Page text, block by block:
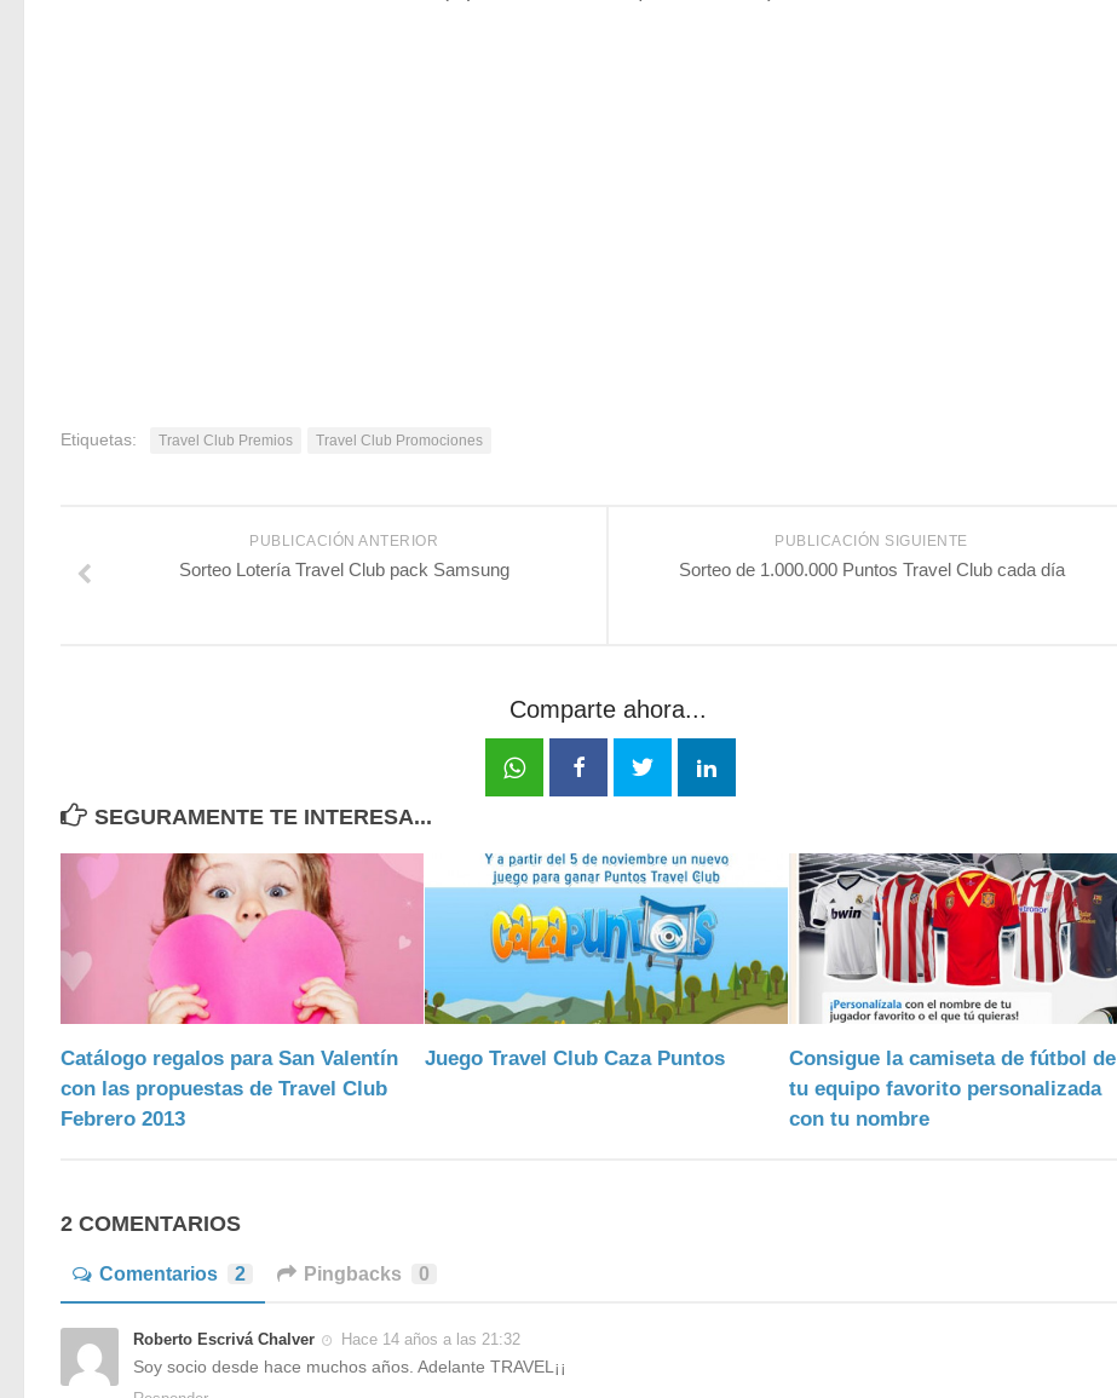
Etiquetas: Travel Club Premios Travel Club Promociones
PUBLICACIÓN SIGUIENTE
Sorteo de 1.000.000 Puntos Travel Club cada día
PUBLICACIÓN ANTERIOR
Sorteo Lotería Travel Club pack Samsung
Comparte ahora...
SEGURAMENTE TE INTERESA...
Catálogo regalos para San Valentín
con las propuestas de Travel Club
Febrero 2013
Juego Travel Club Caza Puntos
Consigue la camiseta de fútbol de
tu equipo favorito personalizada
con tu nombre
2 COMENTARIOS
Comentarios 2 Pingbacks 0
Roberto Escrivá Chalver Hace 14 años a las 21:32
Soy socio desde hace muchos años. Adelante TRAVEL¡¡